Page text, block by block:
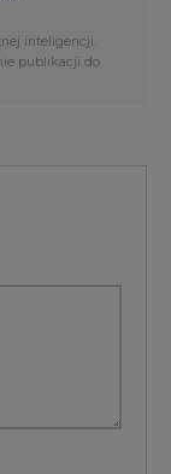
inteligencji.
publikacji do